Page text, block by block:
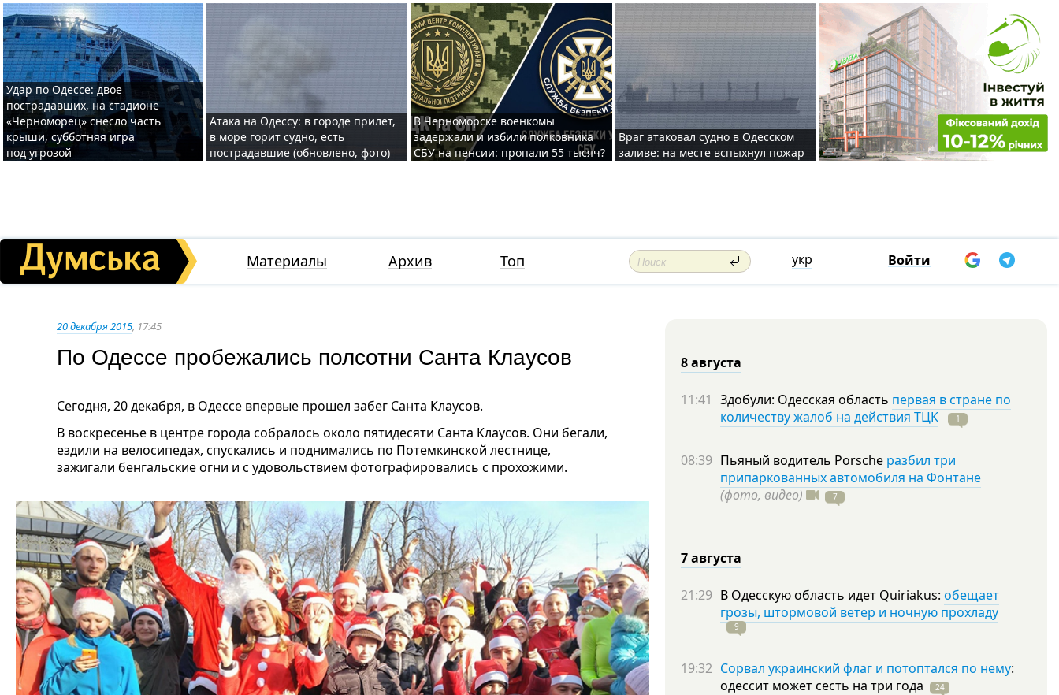
Удар по Одессе: двое
пострадавших, на стадионе
«Черноморец» снесло часть
крыши, субботняя игра
под угрозой
Атака на Одессу: в городе прилет,
в море горит судно, есть
пострадавшие (обновлено, фото)
В Черноморске военкомы
задержали и избили полковника
СБУ на пенсии: пропали 55 тысяч?
Враг атаковал судно в Одесском
заливе: на месте вспыхнул пожар
Материалы Архив Топ укр Войти
20 декабря 2015, 17:45
По Одессе пробежались полсотни Санта Клаусов
Сегодня, 20 декабря, в Одессе впервые прошел забег Санта Клаусов.
В воскресенье в центре города собралось около пятидесяти Санта Клаусов. Они бегали,
ездили на велосипедах, спускались и поднимались по Потемкинской лестнице,
зажигали бенгальские огни и с удовольствием фотографировались с прохожими.
8 августа
11:41 Здобули: Одесская область первая в стране по
количеству жалоб на действия ТЦК
1
08:39 Пьяный водитель Porsche разбил три
припаркованных автомобиля на Фонтане
(фото, видео)
7
7 августа
21:29 В Одесскую область идет Quiriakus: обещает
грозы, штормовой ветер и ночную прохладу
9
19:32 Сорвал украинский флаг и потоптался по нему:
одессит может сесть на три года 24